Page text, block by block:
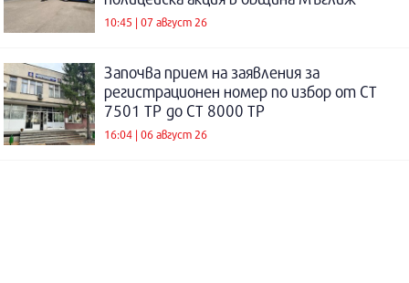
10:45 | 07 август 26
Започва прием на заявления за
регистрационен номер по избор от СТ
7501 ТР до СТ 8000 ТР
16:04 | 06 август 26